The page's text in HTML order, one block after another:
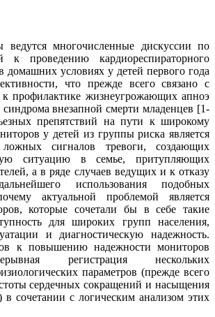
многочисленные дискуссии по
к проведению кардиореспираторного
домашних условиях у детей первого года
что прежде всего связано с
к профилактике жизнеугрожающих апноэ
внезапной смерти младенцев [1-
препятствий на пути к широкому
у детей из группы риска является
ложных сигналов тревоги, создающих
ситуацию в семье, притупляющих
а в ряде случаев ведущих и к отказу
использования подобных
актуальной проблемой является
которые сочетали бы в себе такие
для широких групп населения,
и диагностическую надежность.
к повышению надежности мониторов
регистрация нескольких
параметров (прежде всего
сердечных сокращений и насыщения
в сочетании с логическим анализом этих